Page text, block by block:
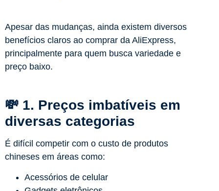
Apesar das mudanças, ainda existem diversos
benefícios claros ao comprar da AliExpress,
principalmente para quem busca variedade e
preço baixo.
💸 1. Preços imbatíveis em
diversas categorias
É difícil competir com o custo de produtos
chineses em áreas como:
Acessórios de celular